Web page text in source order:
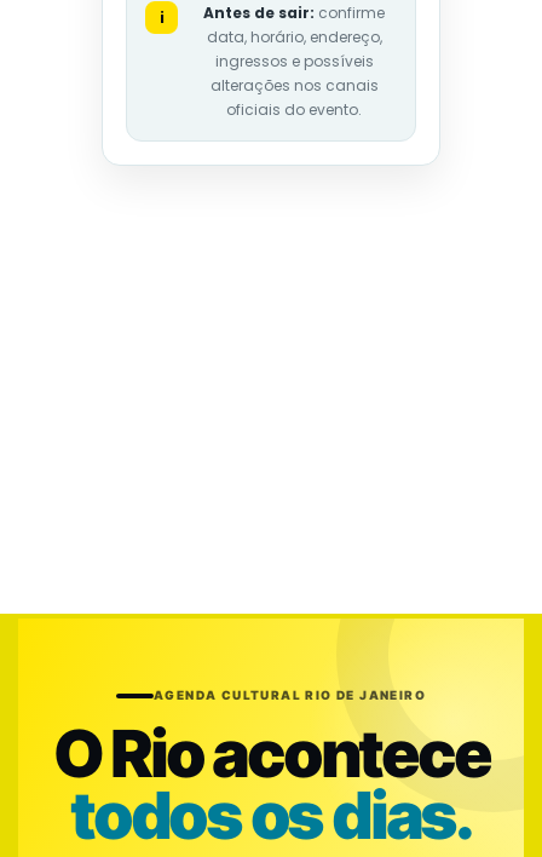
i Antes de sair: confirme
data, horário, endereço,
ingressos e possíveis
alterações nos canais
oficiais do evento.
AGENDA CULTURAL RIO DE JANEIRO
O Rio acontece
todos os dias.